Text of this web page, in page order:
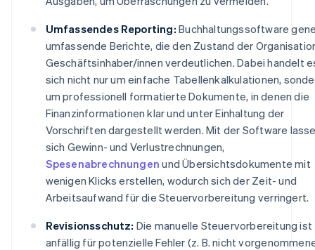
Umfassendes Reporting: Buchhaltungssoftware
umfassende Berichte, die den Zustand der
Geschäftsinhaber/innen verdeutlichen. Dabei handelt
sich nicht nur um einfache Tabellenkalkulationen,
um professionell formatierte Dokumente, in denen die
Finanzinformationen klar und unter Einhaltung der
Vorschriften dargestellt werden. Mit der Software
sich Gewinn- und Verlustrechnungen,
Spesenabrechnungen und Übersichtsdokumente mit
wenigen Klicks erstellen, wodurch sich der Zeit- und
Arbeitsaufwand für die Steuervorbereitung verringert.
Revisionsschutz: Die manuelle Steuervorbereitung ist
anfällig für potenzielle Fehler (z. B. nicht